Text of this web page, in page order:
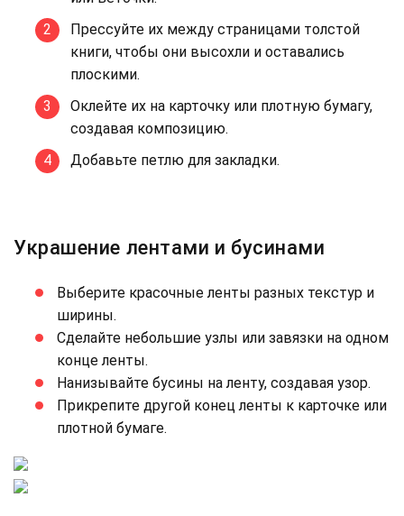
Прессуйте их между страницами толстой
книги, чтобы они высохли и оставались
плоскими.
Оклейте их на карточку или плотную бумагу,
создавая композицию.
Добавьте петлю для закладки.
Украшение лентами и бусинами
Выберите красочные ленты разных текстур и
ширины.
Сделайте небольшие узлы или завязки на одном
конце ленты.
Нанизывайте бусины на ленту, создавая узор.
Прикрепите другой конец ленты к карточке или
плотной бумаге.